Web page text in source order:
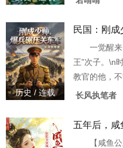
成），她是
统治整座雪
成），她是
的白狮
历史 / 连载
民国：刚
一觉醒
王”次子。\n
教官的他，
绝当纨绔，
面的领导者。
长风执笔者
五年后，
【咸鱼